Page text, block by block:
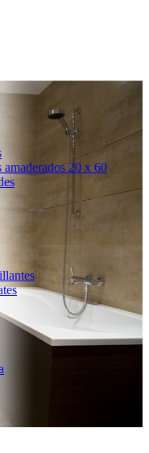
amaderados 20 x 60